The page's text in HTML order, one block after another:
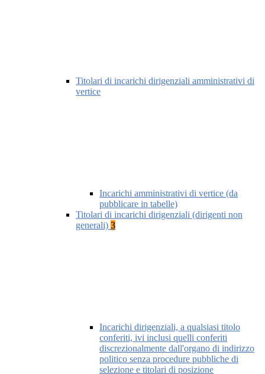
Titolari di incarichi dirigenziali amministrativi di
vertice
Incarichi amministrativi di vertice (da
pubblicare in tabelle)
Titolari di incarichi dirigenziali (dirigenti non
generali) 3
Incarichi dirigenziali, a qualsiasi titolo
conferiti, ivi inclusi quelli conferiti
discrezionalmente dall'organo di indirizzo
politico senza procedure pubbliche di
selezione e titolari di posizione